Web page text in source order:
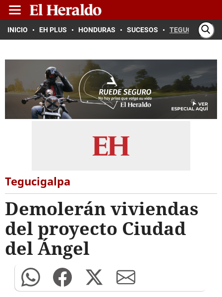
INICIO EH PLUS HONDURAS SUCESOS TEGUCIGALPA
Tegucigalpa
Demolerán viviendas
del proyecto Ciudad
del Ángel